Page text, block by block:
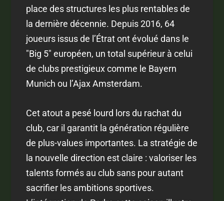
place des structures les plus rentables de
la dernière décennie. Depuis 2016, 64
joueurs issus de l’Étrat ont évolué dans le
"Big 5" européen, un total supérieur à celui
de clubs prestigieux comme le Bayern
Munich ou l’Ajax Amsterdam.
Cet atout a pesé lourd lors du rachat du
club, car il garantit la génération régulière
de plus-values importantes. La stratégie de
la nouvelle direction est claire : valoriser les
talents formés au club sans pour autant
sacrifier les ambitions sportives.